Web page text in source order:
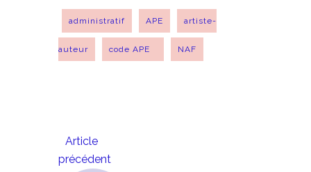
administratif APE artiste-
auteur code APE NAF
Article
précédent